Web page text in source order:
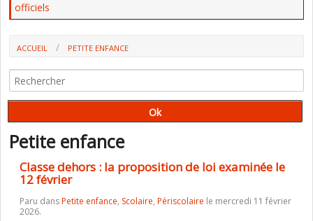
officiels
ACCUEIL PETITE ENFANCE
Petite enfance
Classe dehors : la proposition de loi examinée le
12 février
Paru dansPetite enfance, Scolaire, Périscolaire le mercredi 11 février
2026.